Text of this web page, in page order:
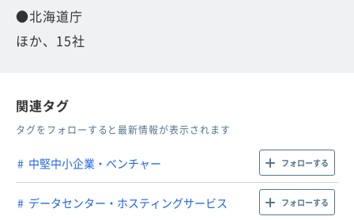
●北海道庁
ほか、15社
関連タグ
タグをフォローすると最新情報が表示されます
中堅中小企業・ベンチャー フォローする
データセンター・ホスティングサービス フォローする